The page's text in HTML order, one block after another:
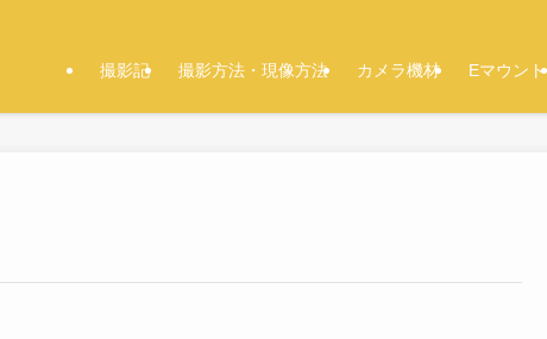
撮影記 撮影方法・現像方法 カメラ機材 Eマウント